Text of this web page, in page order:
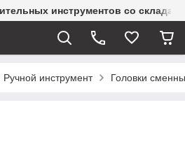
инструментов со склада
Ручной инструмент Головки